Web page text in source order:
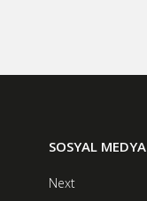
SOSYAL MEDYA
Next